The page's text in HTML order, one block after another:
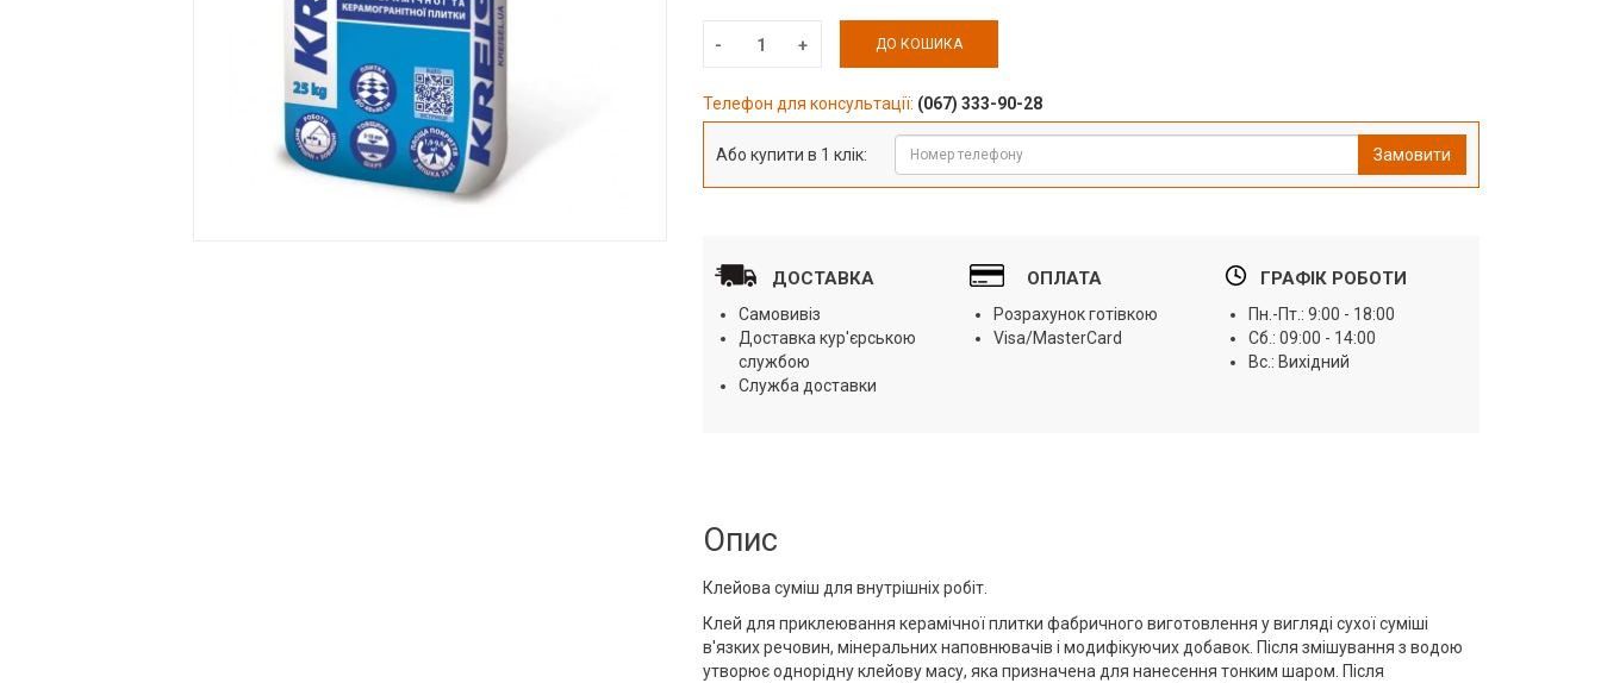
ДО КОШИКА
Телефон для консультації: (067) 333-90-28
Або купити в 1 клік: Замовити
ДОСТАВКА
Самовивіз
Доставка кур'єрською
службою
Служба доставки
ОПЛАТА
Розрахунок готівкою
Visa/MasterCard
ГРАФІК РОБОТИ
Пн.-Пт.: 9:00 - 18:00
Сб.: 09:00 - 14:00
Вс.: Вихідний
Опис
Клейова суміш для внутрішніх робіт.
Клей для приклеювання керамічної плитки фабричного виготовлення у вигляді сухої суміші
в'язких речовин, мінеральних наповнювачів і модифікуючих добавок. Після змішування з водою
утворює однорідну клейову масу, яка призначена для нанесення тонким шаром. Після